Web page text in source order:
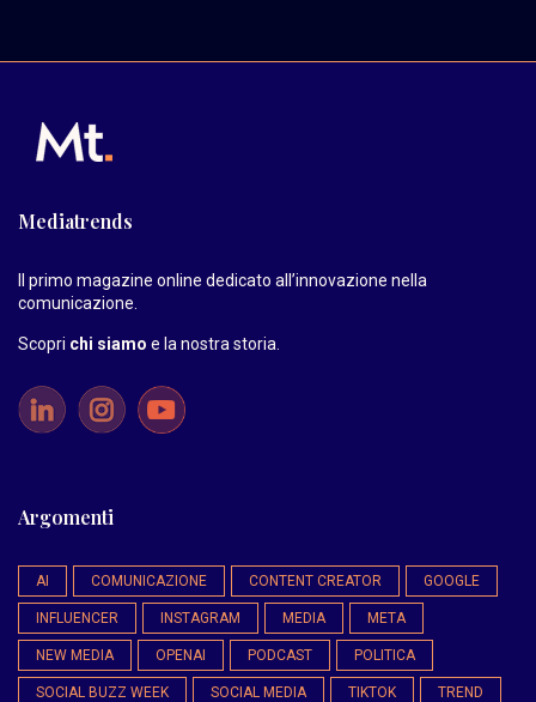
Mediatrends
Il primo magazine online dedicato all’innovazione nella
comunicazione.
Scopri chi siamo e la nostra storia
Argomenti
AI COMUNICAZIONE CONTENT CREATOR GOOGLE
INFLUENCER INSTAGRAM MEDIA META
NEW MEDIA OPENAI PODCAST POLITICA
SOCIAL BUZZ WEEK SOCIAL MEDIA TIKTOK TREND